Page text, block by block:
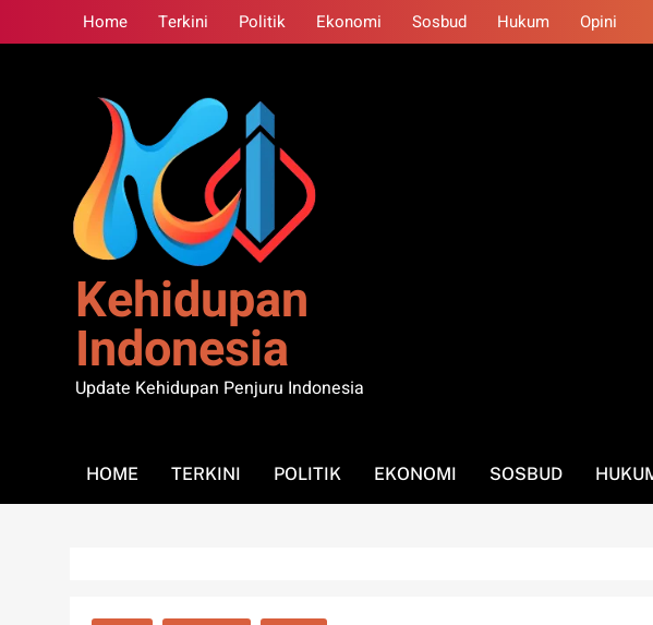
to
Home Terkini Politik Ekonomi Sosbud Hukum Opini
Kehidupan
Indonesia
Update Kehidupan Penjuru Indonesia
HOME TERKINI POLITIK EKONOMI SOSBUD